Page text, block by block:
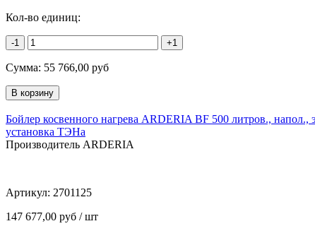
Кол-во единиц:
-1 +1
Сумма: 55 766,00 руб
Бойлер косвенного нагрева ARDERIA BF 500 литров., напол.,
установка ТЭНа
Производитель ARDERIA
Артикул: 2701125
147 677,00 руб / шт